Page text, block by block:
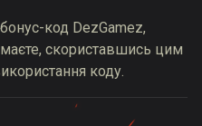
код DezGamez,
скориставшись цим
коду.